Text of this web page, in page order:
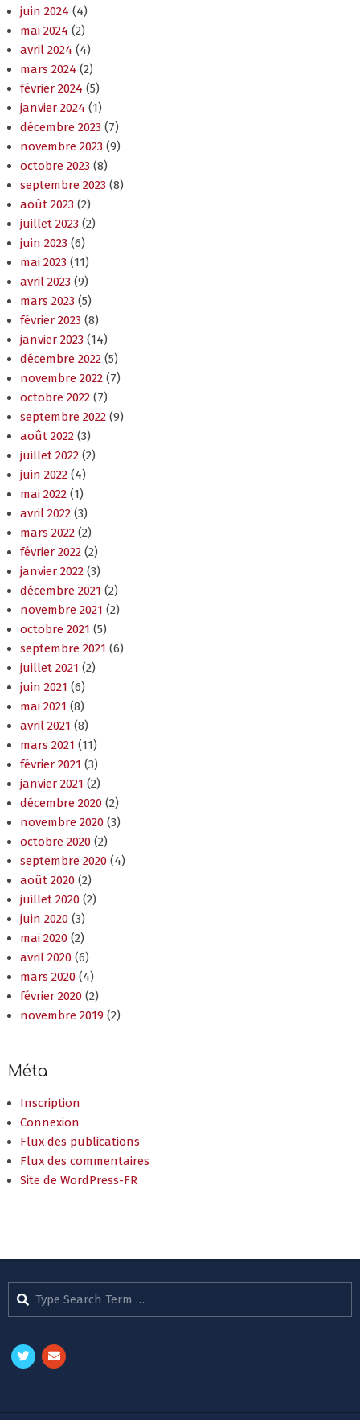
juin 2024 (4)
mai 2024 (2)
avril 2024 (4)
mars 2024 (2)
février 2024 (5)
janvier 2024 (1)
décembre 2023 (7)
novembre 2023 (9)
octobre 2023 (8)
septembre 2023 (8)
août 2023 (2)
juillet 2023 (2)
juin 2023 (6)
mai 2023 (11)
avril 2023 (9)
mars 2023 (5)
février 2023 (8)
janvier 2023 (14)
décembre 2022 (5)
novembre 2022 (7)
octobre 2022 (7)
septembre 2022 (9)
août 2022 (3)
juillet 2022 (2)
juin 2022 (4)
mai 2022 (1)
avril 2022 (3)
mars 2022 (2)
février 2022 (2)
janvier 2022 (3)
décembre 2021 (2)
novembre 2021 (2)
octobre 2021 (5)
septembre 2021 (6)
juillet 2021 (2)
juin 2021 (6)
mai 2021 (8)
avril 2021 (8)
mars 2021 (11)
février 2021 (3)
janvier 2021 (2)
décembre 2020 (2)
novembre 2020 (3)
octobre 2020 (2)
septembre 2020 (4)
août 2020 (2)
juillet 2020 (2)
juin 2020 (3)
mai 2020 (2)
avril 2020 (6)
mars 2020 (4)
février 2020 (2)
novembre 2019 (2)
Méta
Inscription
Connexion
Flux des publications
Flux des commentaires
Site de WordPress-FR